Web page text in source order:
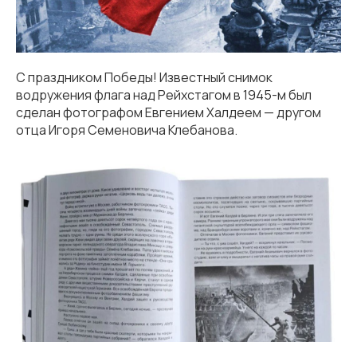
С праздником Победы! Известный снимок
водружения флага над Рейхстагом в 1945-м был
сделан фотографом Евгением Халдеем — другом
отца Игоря Семеновича Клебанова.